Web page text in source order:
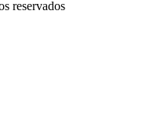
reservados